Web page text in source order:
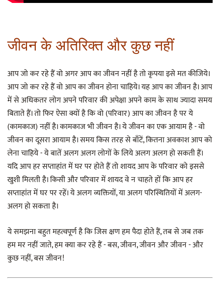
जीवन के अतिरिक्त और कुछ नहीं
आप जो कर रहे हैं वो अगर आप का जीवन नहीं है तो कृपया इसे मत कीजिये।
आप जो कर रहे हैं वो आप का जीवन होना चाहिये। यह आप का जीवन है। आप
में से अधिकतर लोग अपने परिवार की अपेक्षा अपने काम के साथ ज्यादा समय
बिताते हैं। तो फिर ऐसा क्यों है कि वो (परिवार) आप का जीवन है पर ये
(कामकाज) नहीं है। कामकाज भी जीवन है। ये जीवन का एक आयाम है - वो
जीवन का दूसरा आयाम है। समय किस तरह से बाँटें, कितना अवकाश आप को
लेना चाहिये - ये बातें अलग अलग लोगों के लिये अलग अलग हो सकती हैं।
यदि आप हर सप्ताहांत में घर पर होते हैं तो शायद आप के परिवार को इससे
खुशी मिलती है। किसी और परिवार में शायद वे न चाहते हों कि आप हर
सप्ताहांत में घर पर रहें। ये अलग व्यक्तियों, या अलग परिस्थितियों में अलग-
अलग हो सकता है।
ये समझना बहुत महत्वपूर्ण है कि जिस क्षण हम पैदा होते हैं, तब से जब तक
हम मर नहीं जाते, हम क्या कर रहे हैं - बस, जीवन, जीवन और जीवन - और
कुछ नहीं, बस जीवन!